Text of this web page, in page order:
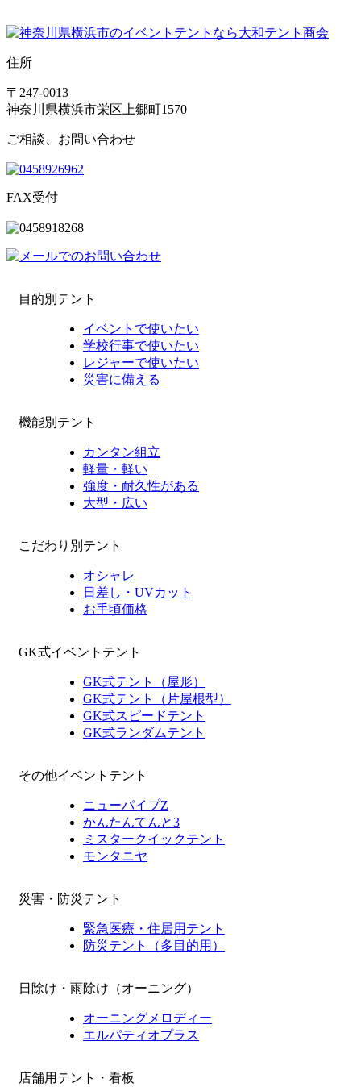
住所
〒247-0013
神奈川県横浜市栄区上郷町1570
ご相談、お問い合わせ
FAX受付
目的別テント
イベントで使いたい
学校行事で使いたい
レジャーで使いたい
災害に備える
機能別テント
カンタン組立
軽量・軽い
強度・耐久性がある
大型・広い
こだわり別テント
オシャレ
日差し・UVカット
お手頃価格
GK式イベントテント
GK式テント（屋形）
GK式テント（片屋根型）
GK式スピードテント
GK式ランダムテント
その他イベントテント
ニューパイプZ
かんたんてんと3
ミスタークイックテント
モンタニヤ
災害・防災テント
緊急医療・住居用テント
防災テント（多目的用）
日除け・雨除け（オーニング）
オーニングメロディー
エルパティオプラス
店舗用テント・看板